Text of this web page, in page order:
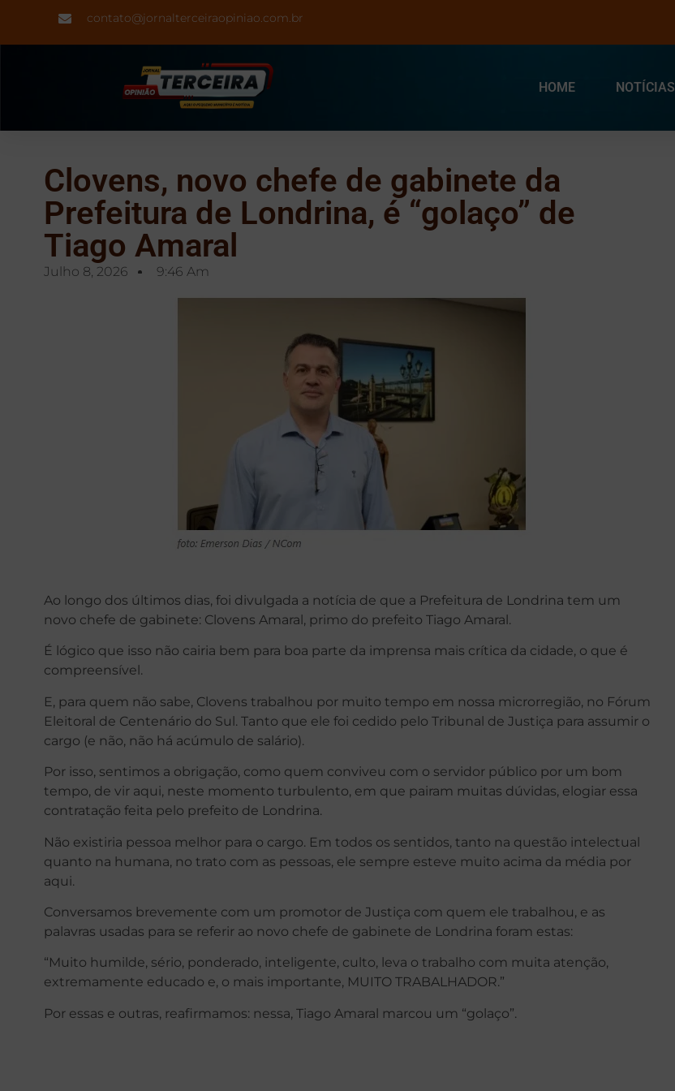
contato@jornalterceiraopiniao.com.br
HOME NOTÍCIAS
Clovens, novo chefe de gabinete da
Prefeitura de Londrina, é “golaço” de
Tiago Amaral
Julho 8, 2026 9:46 Am
Ao longo dos últimos dias, foi divulgada a notícia de que a Prefeitura de Londrina tem um
novo chefe de gabinete: Clovens Amaral, primo do prefeito Tiago Amaral.
É lógico que isso não cairia bem para boa parte da imprensa mais crítica da cidade, o que é
compreensível.
E, para quem não sabe, Clovens trabalhou por muito tempo em nossa microrregião, no Fórum
Eleitoral de Centenário do Sul. Tanto que ele foi cedido pelo Tribunal de Justiça para assumir o
cargo (e não, não há acúmulo de salário).
Por isso, sentimos a obrigação, como quem conviveu com o servidor público por um bom
tempo, de vir aqui, neste momento turbulento, em que pairam muitas dúvidas, elogiar essa
contratação feita pelo prefeito de Londrina.
Não existiria pessoa melhor para o cargo. Em todos os sentidos, tanto na questão intelectual
quanto na humana, no trato com as pessoas, ele sempre esteve muito acima da média por
aqui.
Conversamos brevemente com um promotor de Justiça com quem ele trabalhou, e as
palavras usadas para se referir ao novo chefe de gabinete de Londrina foram estas:
“Muito humilde, sério, ponderado, inteligente, culto, leva o trabalho com muita atenção,
extremamente educado e, o mais importante, MUITO TRABALHADOR.”
Por essas e outras, reafirmamos: nessa, Tiago Amaral marcou um “golaço”.